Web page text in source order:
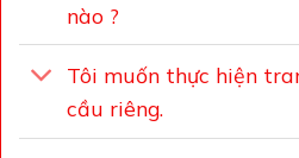
nào ?
Tôi muốn thực hiện
cầu riêng.